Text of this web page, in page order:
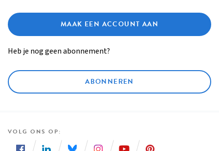
MAAK EEN ACCOUNT AAN
Heb je nog geen abonnement?
ABONNEREN
VOLG ONS OP